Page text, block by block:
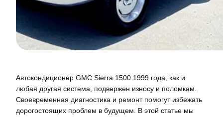
Автокондиционер GMC Sierra 1500 1999 года, как и
любая другая система, подвержен износу и поломкам.
Своевременная диагностика и ремонт помогут избежать
дорогостоящих проблем в будущем. В этой статье мы